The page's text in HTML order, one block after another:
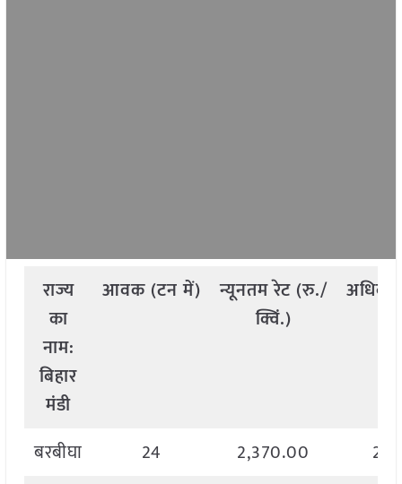
राज्य
का
नाम:
बिहार
मंडी
आवक (टनमें) न्यूनतमरेट (रु./
क्विं.)
बरबीघा 24 2,370.00